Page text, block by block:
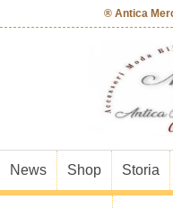
® Antica
News Shop Storia